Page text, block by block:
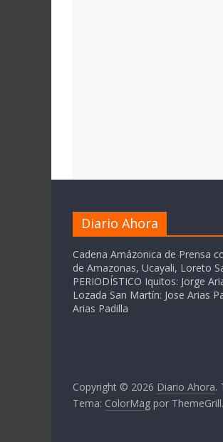
Diario Ahora
Cadena Amázonica de Prensa
de Amazonas, Ucayali, Loreto
PERIODÍSTICO Iquitos: Jorge
Lozada San Martín: Jose Arias
Arias Padilla
Copyright © 2026 Diario Ahora.
Tema: ColorMag por